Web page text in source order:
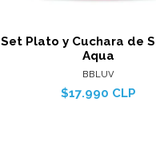
Set Plato y Cuchara de
Aqua
BBLUV
$17.990 CLP